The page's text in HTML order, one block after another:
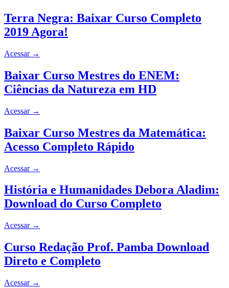
Terra Negra: Baixar Curso Completo
2019 Agora!
Acessar →
Baixar Curso Mestres do ENEM:
Ciências da Natureza em HD
Acessar →
Baixar Curso Mestres da Matemática:
Acesso Completo Rápido
Acessar →
História e Humanidades Debora Aladim:
Download do Curso Completo
Acessar →
Curso Redação Prof. Pamba Download
Direto e Completo
Acessar →